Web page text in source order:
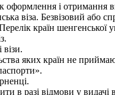
оформлення і отримання
віза. Безвізовий або
країн шенгенської
візи.
яких країн не
в разі відмови у видачі